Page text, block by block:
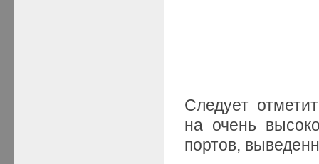
Следует
на очень
портов,